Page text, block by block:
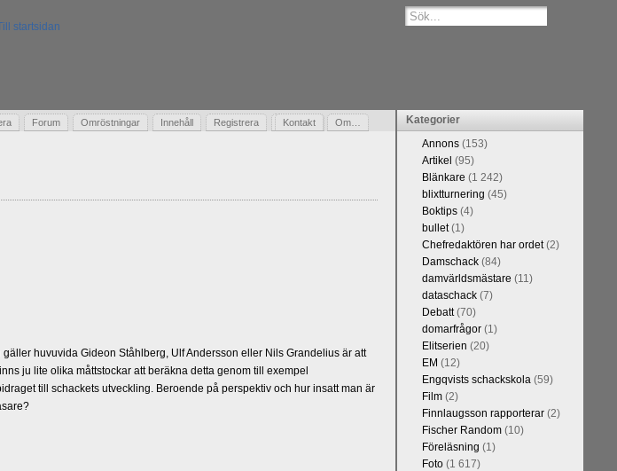
Forum Omröstningar Innehåll Registrera Kontakt Om…
Gästbok
huvuvida Gideon Ståhlberg, Ulf Andersson eller Nils Grandelius är att
ju lite olika måttstockar att beräkna detta genom till exempel
till schackets utveckling. Beroende på perspektiv och hur insatt man är
Kategorier
Annons(153)
Artikel (95)
Blänkare (1 242)
blixtturnering (45)
Boktips(4)
bullet(1)
Chefredaktören har ordet(2)
Damschack(84)
damvärldsmästare (11)
dataschack(7)
Debatt(70)
domarfrågor(1)
Elitserien (20)
EM (12)
Engqvists schackskola(59)
Film(2)
Finnlaugsson rapporterar(2)
Fischer Random(10)
Föreläsning (1)
Foto(1 617)